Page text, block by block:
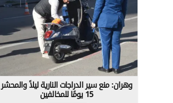
وهران: منع سير الدراجات النارية ليلاً والمحشر
15 يومًا للمخالفين